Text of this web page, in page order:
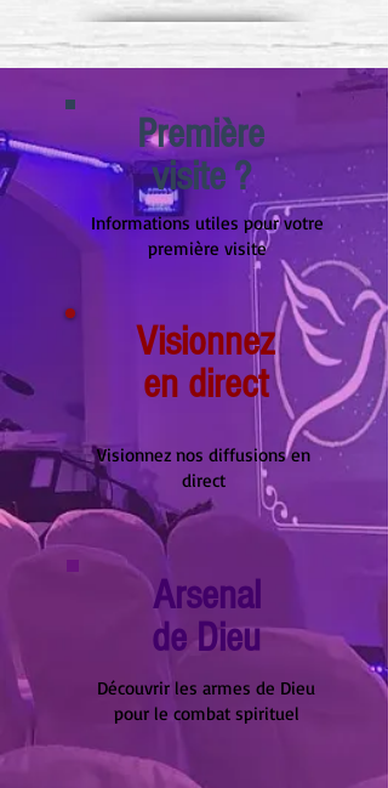
Première
visite ?
Informations utiles pour votre
première visite
Visionnez
en direct
Visionnez nos diffusions en
direct
Arsenal
de Dieu
Découvrir les armes de Dieu
pour le combat spirituel